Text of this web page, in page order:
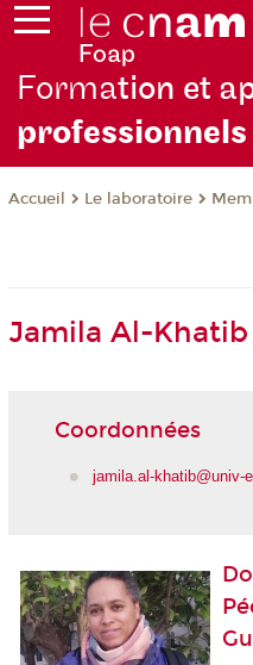
Formation et
professionnels
Accueil Le laboratoire
Jamila Al-Khatib
Coordonnées
jamila.al-khatib@univ-